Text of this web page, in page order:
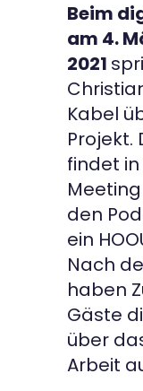
Beim
am 4.
2021
Kabel
Projekt.
findet
den
ein
Nach
haben
Gäste
über
Arbeit